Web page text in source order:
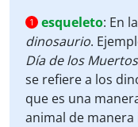
1 esqueleto: En
dinosaurio.
Día de los
se refiere a los
que es una
animal de manera